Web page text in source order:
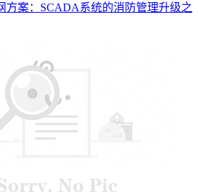
方案：SCADA系统的消防管理升级之